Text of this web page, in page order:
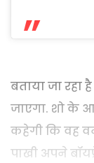
बताया जा रहा
जाएगा. शो के
कहेगी कि वह
पाखी अपने